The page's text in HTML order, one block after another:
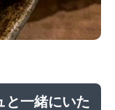
と一緒にいた